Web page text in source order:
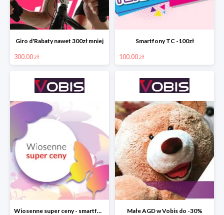
Giro d'Rabaty nawet 300zł mniej
300.00 zł
Smartfony TC -100zł
100.00 zł
Wiosenne super ceny - smartfony TCL w Vobis do -30 zł Małe AGD w Vobis do -30%